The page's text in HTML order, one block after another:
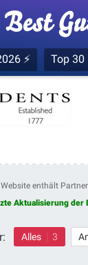
⚡ Top 30
Website enthält
Aktualisierung der
Alles 3